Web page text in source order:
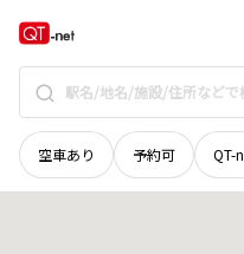
空車あり 予約可 QT-
新潟県